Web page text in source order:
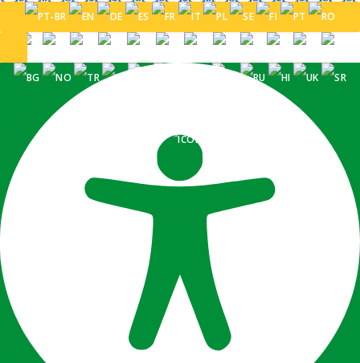
PORTUGUÊS (BRASIL)